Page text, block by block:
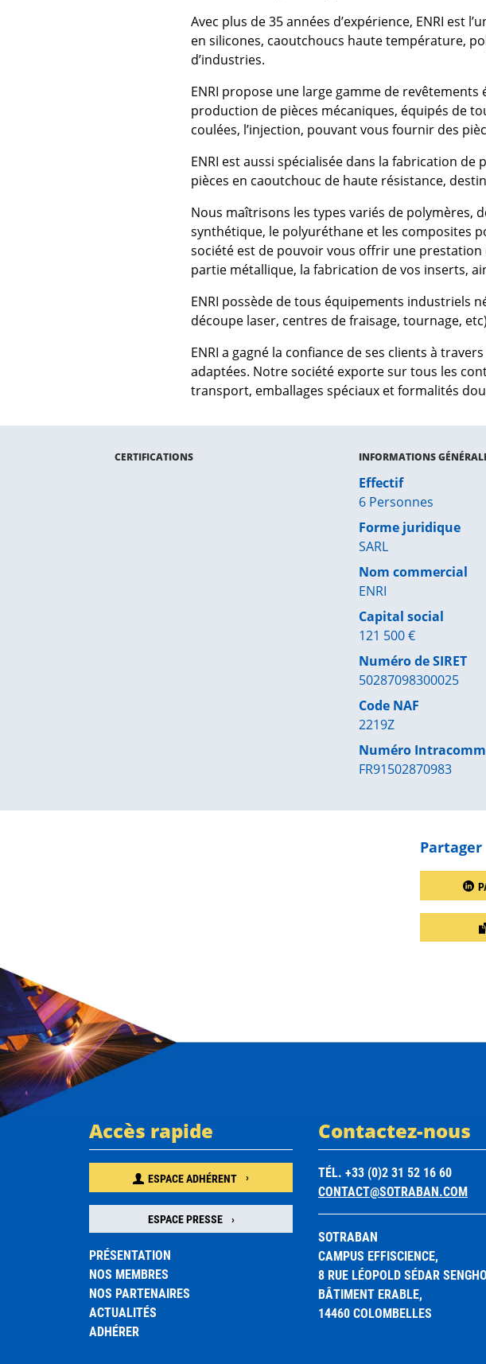
Avec plus de 35 années d’expérience, ENRI est
en silicones, caoutchoucs haute température,
d’industries.
ENRI propose une large gamme de
production de pièces mécaniques, équipés de
coulées, l’injection, pouvant vous fournir des
ENRI est aussi spécialisée dans la fabrication
pièces en caoutchouc de haute résistance,
Nous maîtrisons les types variés de polymères,
synthétique, le polyuréthane et les composites
société est de pouvoir vous offrir une prestation
partie métallique, la fabrication de vos inserts,
ENRI possède de tous équipements industriels
découpe laser, centres de fraisage, tournage,
ENRI a gagné la confiance de ses clients à
adaptées. Notre société exporte sur tous les
transport, emballages spéciaux et formalités
CERTIFICATIONS INFORMATIONS
Effectif
6 Personnes
Forme juridique
SARL
Nom commercial
ENRI
Capital social
121 500 €
Numéro de SIRET
50287098300025
Code NAF
2219Z
Numéro
FR91502870983
Partager
Accès rapide
ESPACE ADHÉRENT
ESPACE PRESSE
PRÉSENTATION
NOS MEMBRES
NOS PARTENAIRES
ACTUALITÉS
ADHÉRER
Contactez-nous
TÉL. +33 (0)2 31 52 16 60
CONTACT@SOTRABAN.COM
SOTRABAN
CAMPUS EFFISCIENCE,
8 RUE LÉOPOLD SÉDAR
BÂTIMENT ERABLE,
14460 COLOMBELLES